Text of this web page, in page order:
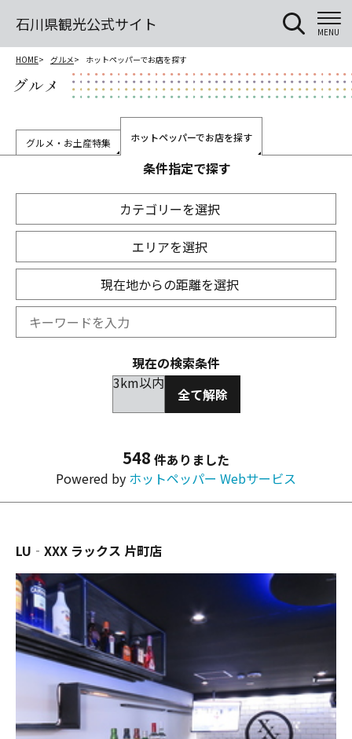
石川県観光公式サイト MENU
HOME グルメ ホットペッパーでお店を探す
グルメ
グルメ・お土産特集 ホットペッパーでお店を探す
条件指定で探す
カテゴリーを選択
エリアを選択
現在地からの距離を選択
現在の検索条件
3km以内
全て解除
548 件ありました
Powered by ホットペッパー Webサービス
LU‐XXX ラックス 片町店